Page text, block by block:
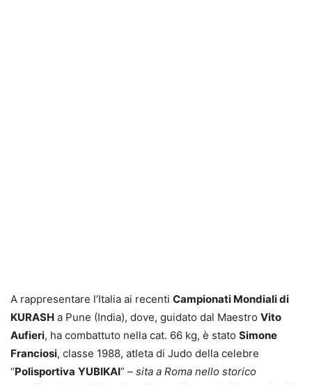
A rappresentare l’Italia ai recenti Campionati Mondiali di
KURASH a Pune (India), dove, guidato dal Maestro Vito
Aufieri, ha combattuto nella cat. 66 kg, è stato Simone
Franciosi, classe 1988, atleta di Judo della celebre
“Polisportiva YUBIKAI” – sita a Roma nello storico